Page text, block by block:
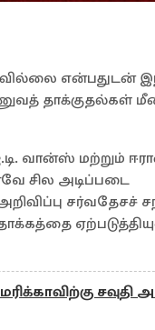
என்பதுடன்
தாக்குதல்கள்
வான்ஸ் மற்றும்
சில அடிப்படை
சர்வதேசச்
சவுதி